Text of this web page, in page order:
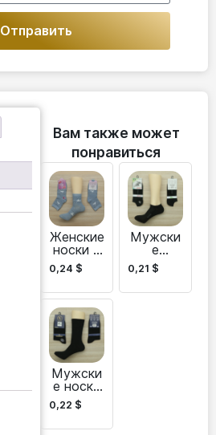
Отправить
Вам также может
понравиться
Женские
носки с
милым
оленем
праздни
чные
предмет
ы
первой
необход
имости
0,24 $
Мужски
е
спортив
ные
0,21 $
Мужски
е носки
Batly-
Gadam
0,22 $